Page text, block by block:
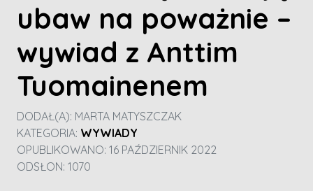
ubaw na poważnie –
wywiad z Anttim
Tuomainenem
DODAŁ(A): MARTA MATYSZCZAK
KATEGORIA: WYWIADY
OPUBLIKOWANO: 16 PAŹDZIERNIK 2022
ODSŁON: 1070